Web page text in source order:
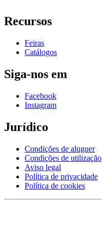
Recursos
Feiras
Catálogos
Siga-nos em
Facebook
Instagram
Jurídico
Condições de aluguer
Condições de utilização
Aviso legal
Política de privacidade
Política de cookies